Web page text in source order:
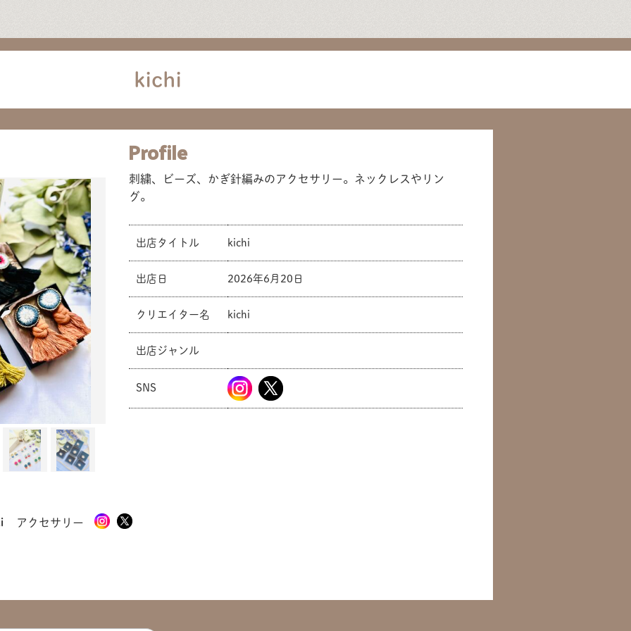
kichi
Profile
刺繍、ビーズ、かぎ針編みのアクセサリー。ネックレスやリン
グ。
出店タイトル kichi
出店日 2026年6月20日
クリエイター名 kichi
出店ジャンル
SNS
アクセサリー